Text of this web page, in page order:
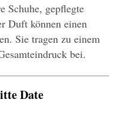
Schuhe, gepflegte
Duft können einen
Sie tragen zu einem
bei.
Date